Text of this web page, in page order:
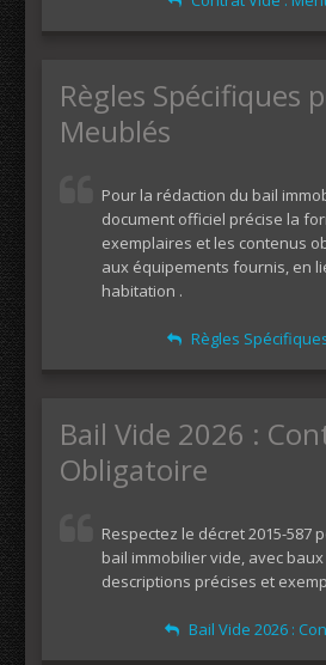
Règles Spécifiques
Meublés
Pour la rédaction du bail
document officiel précise la
exemplaires et les contenus
aux équipements fournis, en
habitation .
Règles
Bail Vide 2026 :
Obligatoire
Respectez le décret 2015-587
bail immobilier vide, avec
descriptions précises et
Bail Vide 2026 :